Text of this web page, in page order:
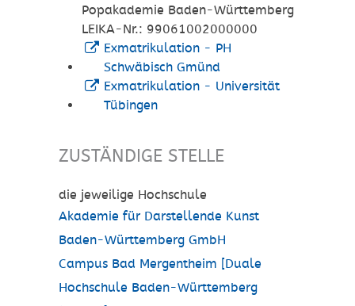
Popakademie Baden-Württemberg
LEIKA-Nr.: 99061002000000
Exmatrikulation - PH
Schwäbisch Gmünd
Exmatrikulation - Universität
Tübingen
ZUSTÄNDIGE STELLE
die jeweilige Hochschule
Akademie für Darstellende Kunst
Baden-Württemberg GmbH
Campus Bad Mergentheim [Duale
Hochschule Baden-Württemberg